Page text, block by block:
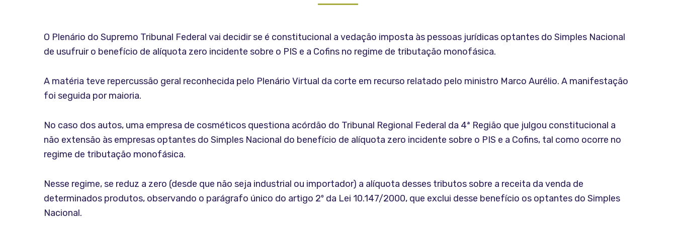
O Plenário do Supremo Tribunal Federal vai decidir se é constitucional a vedação imposta às pessoas jurídicas optantes do Simples Nacional
de usufruir o benefício de alíquota zero incidente sobre o PIS e a Cofins no regime de tributação monofásica.
A matéria teve repercussão geral reconhecida pelo Plenário Virtual da corte em recurso relatado pelo ministro Marco Aurélio. A manifestação
foi seguida por maioria.
No caso dos autos, uma empresa de cosméticos questiona acórdão do Tribunal Regional Federal da 4ª Região que julgou constitucional a
não extensão às empresas optantes do Simples Nacional do benefício de alíquota zero incidente sobre o PIS e a Cofins, tal como ocorre no
regime de tributação monofásica.
Nesse regime, se reduz a zero (desde que não seja industrial ou importador) a alíquota desses tributos sobre a receita da venda de
determinados produtos, observando o parágrafo único do artigo 2º da Lei 10.147/2000, que exclui desse benefício os optantes do Simples
Nacional.